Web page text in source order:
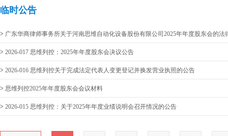
临时公告
> 广东华商律师事务所关于河南思维自动化设备股份有限公司2025年年度股东会的法
> 2026-017 思维列控：2025年年度股东会决议公告
> 2026-016 思维列控关于完成法定代表人变更登记并换发营业执照的公告
> 思维列控2025年年度股东会会议材料
> 2026-015 思维列控：关于2025年年度业绩说明会召开情况的公告